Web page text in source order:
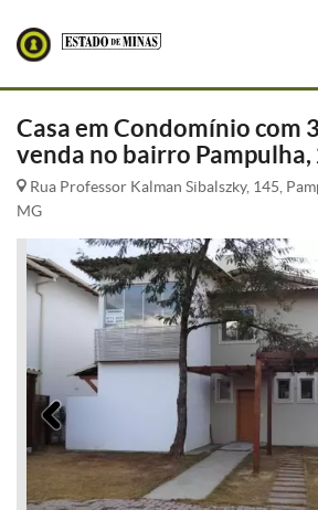
Casa em Condomínio com
venda no bairro Pampulha,
Rua Professor Kalman Sibalszky, 145,
MG
Anterior